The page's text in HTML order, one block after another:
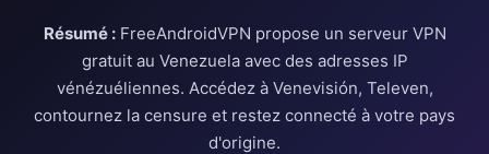
Résumé :FreeAndroidVPN propose un serveur VPN
gratuit au Venezuela avec des adresses IP
vénézuéliennes. Accédez à Venevisión, Televen,
contournez la censure et restez connecté à votre pays
d'origine.